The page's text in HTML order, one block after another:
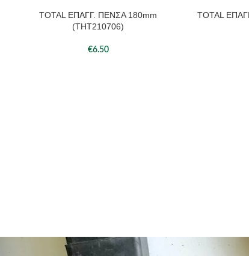
ΠΡΟΣΘΉΚΗ ΣΤΟ ΚΑΛΆΘΙ
TOTAL ΕΠΑΓΓ. ΠΕΝΣΑ 180mm
(THT210706)
€6.50
ΠΡΟΣΘΉΚΗ
TOTAL